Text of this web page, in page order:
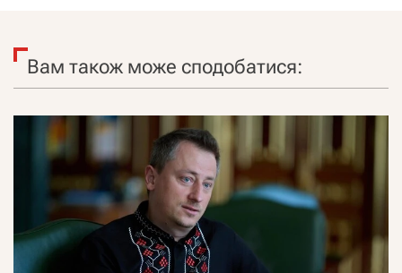
Вам також може сподобатися: